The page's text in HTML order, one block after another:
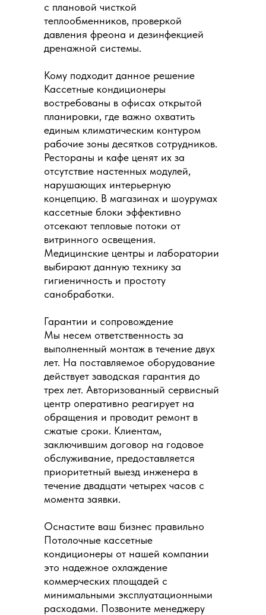
с плановой чисткой
теплообменников, проверкой
давления фреона и дезинфекцией
дренажной системы.
Кому подходит данное решение
Кассетные кондиционеры
востребованы в офисах открытой
планировки, где важно охватить
единым климатическим контуром
рабочие зоны десятков сотрудников.
Рестораны и кафе ценят их за
отсутствие настенных модулей,
нарушающих интерьерную
концепцию. В магазинах и шоурумах
кассетные блоки эффективно
отсекают тепловые потоки от
витринного освещения.
Медицинские центры и лаборатории
выбирают данную технику за
гигиеничность и простоту
санобработки.
Гарантии и сопровождение
Мы несем ответственность за
выполненный монтаж в течение двух
лет. На поставляемое оборудование
действует заводская гарантия до
трех лет. Авторизованный сервисный
центр оперативно реагирует на
обращения и проводит ремонт в
сжатые сроки. Клиентам,
заключившим договор на годовое
обслуживание, предоставляется
приоритетный выезд инженера в
течение двадцати четырех часов с
момента заявки.
Оснастите ваш бизнес правильно
Потолочные кассетные
кондиционеры от нашей компании
это надежное охлаждение
коммерческих площадей с
минимальными эксплуатационными
расходами. Позвоните менеджеру